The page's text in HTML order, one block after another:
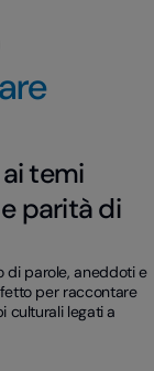
temi
parità di
di parole, aneddoti e
per raccontare
culturali legati a